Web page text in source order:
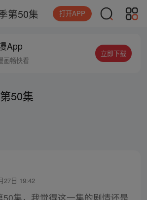
第50集 打开APP
App
画畅快看
立即下载
50集
27日 19:42
50集，我觉得这一集的剧情还是